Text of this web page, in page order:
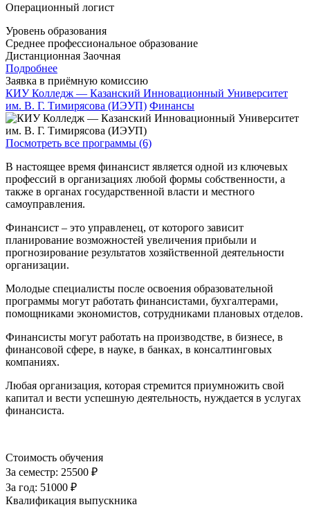
Операционный логист
Уровень образования
Среднее профессиональное образование
Дистанционная Заочная
Подробнее
Заявка в приёмную комиссию
КИУ Колледж — Казанский Инновационный Университет
им. В. Г. Тимирясова (ИЭУП) Финансы
Посмотреть все программы (6)
В настоящее время финансист является одной из ключевых
профессий в организациях любой формы собственности, а
также в органах государственной власти и местного
самоуправления.
Финансист – это управленец, от которого зависит
планирование возможностей увеличения прибыли и
прогнозирование результатов хозяйственной деятельности
организации.
Молодые специалисты после освоения образовательной
программы могут работать финансистами, бухгалтерами,
помощниками экономистов, сотрудниками плановых отделов.
Финансисты могут работать на производстве, в бизнесе, в
финансовой сфере, в науке, в банках, в консалтинговых
компаниях.
Любая организация, которая стремится приумножить свой
капитал и вести успешную деятельность, нуждается в услугах
финансиста.
Стоимость обучения
За семестр: 25500 ₽
За год: 51000 ₽
Квалификация выпускника